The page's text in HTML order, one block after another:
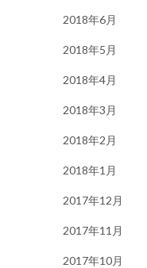
2018年6月
2018年5月
2018年4月
2018年3月
2018年2月
2018年1月
2017年12月
2017年11月
2017年10月